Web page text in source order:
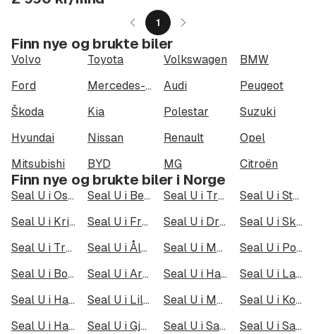
1
Finn nye og brukte biler
Volvo Toyota Volkswagen
BMW
Ford
Mercedes-Benz Audi
Peugeot
Škoda
Kia Polestar
Suzuki
Hyundai
Nissan Renault
Opel
Mitsubishi
BYD MG Citroën
Finn nye og brukte biler i Norge
Seal U i Oslo Seal U i Bergen Seal U i Trondheim
Seal U i Stavanger
Seal U i Kristiansand
Seal U i Fredrikstad Seal U i Drammen
Seal U i Skien
Seal U i Tromsø
Seal U i Ålesund Seal U i Moss
Seal U i Porsgrunn
Seal U i Bodø
Seal U i Arendal Seal U i Hamar
Seal U i Larvik
Seal U i Halden
Seal U i Lillehammer Seal U i Molde
Seal U i Kongsberg
Seal U i Harstad
Seal U i Gjøvik Seal U i Sarpsborg
Seal U i Sandefjord